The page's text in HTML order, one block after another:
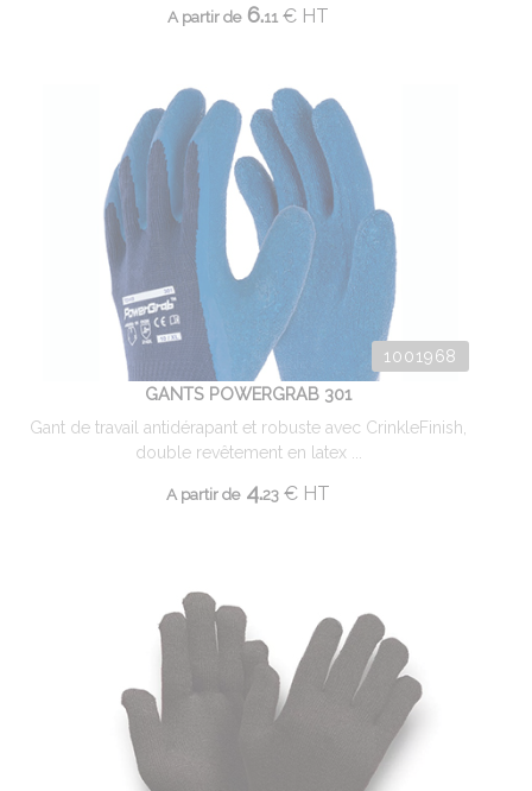
A partir de6.11 € HT
1001968
GANTS POWERGRAB 301
Gant de travail antidérapant et robuste avec CrinkleFinish,
double revêtement en latex ...
A partir de4.23 € HT